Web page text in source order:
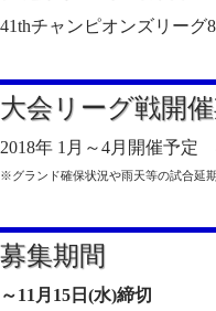
41thチャンピオンズリーグ
大会リーグ戦開
2018年 1月～4月開催予
※グランド確保状況や雨天等の試合延
募集期間
～11月15日(水)締切